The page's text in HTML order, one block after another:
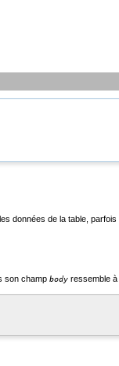
données de la table, parfois
son champ body ressemble à